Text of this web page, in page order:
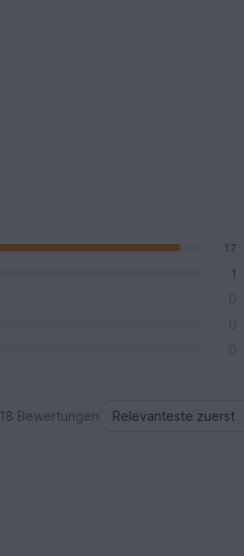
17
1
0
0
0
18 Bewertungen